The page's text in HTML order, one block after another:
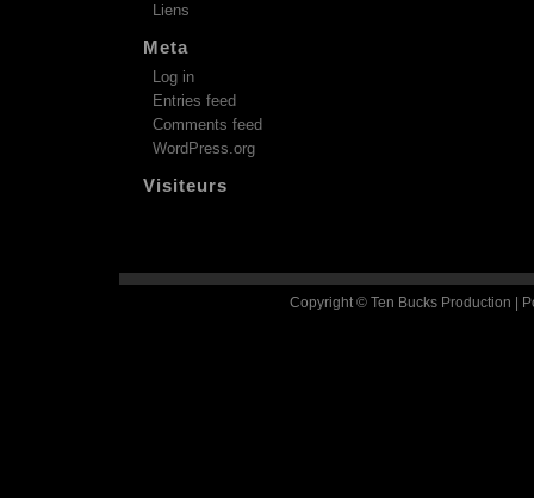
Liens
Meta
Log in
Entries feed
Comments feed
WordPress.org
Visiteurs
Copyright © Ten Bucks Production |